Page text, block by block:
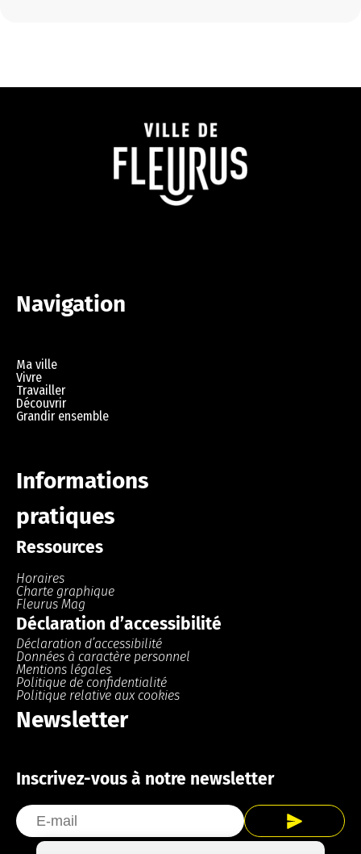
Navigation
Ma ville
Vivre
Travailler
Découvrir
Grandir ensemble
Informations
pratiques
Ressources
Horaires
Charte graphique
Fleurus Mag
Déclaration d’accessibilité
Déclaration d’accessibilité
Données à caractère personnel
Mentions légales
Politique de confidentialité
Politique relative aux cookies
Newsletter
Inscrivez-vous à notre newsletter